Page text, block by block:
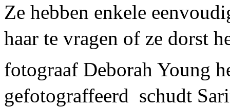
Ze hebben enkele
haar te vragen of ze dorst
fotograaf Deborah Young
gefotograffeerd  schudt